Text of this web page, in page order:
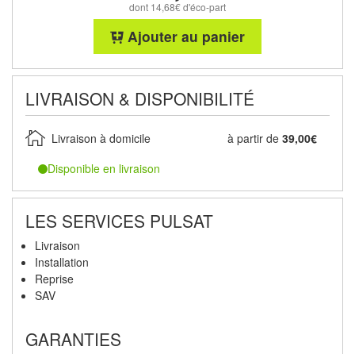
dont 14,68€ d'éco-part
Ajouter au panier
LIVRAISON & DISPONIBILITÉ
Livraison à domicile à partir de 39,00€
Disponible en livraison
LES SERVICES PULSAT
Livraison
Installation
Reprise
SAV
GARANTIES